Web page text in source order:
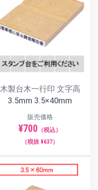
木製台木一行印 文字高
3.5mm 3.5×40mm
販売価格
¥700 （税込）
（税抜 ¥637）